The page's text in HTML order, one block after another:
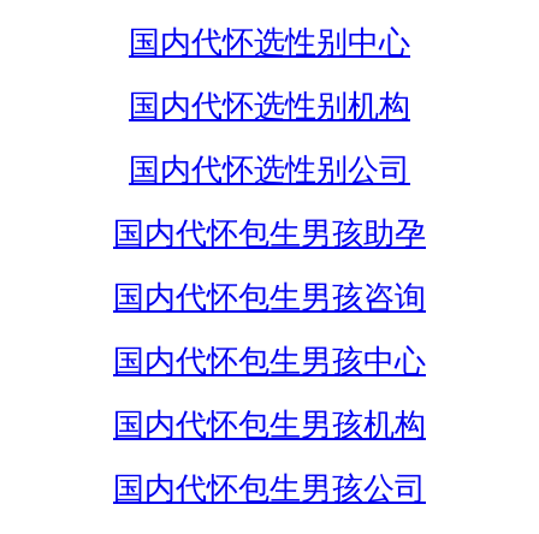
国内代怀选性别中心
国内代怀选性别机构
国内代怀选性别公司
国内代怀包生男孩助孕
国内代怀包生男孩咨询
国内代怀包生男孩中心
国内代怀包生男孩机构
国内代怀包生男孩公司